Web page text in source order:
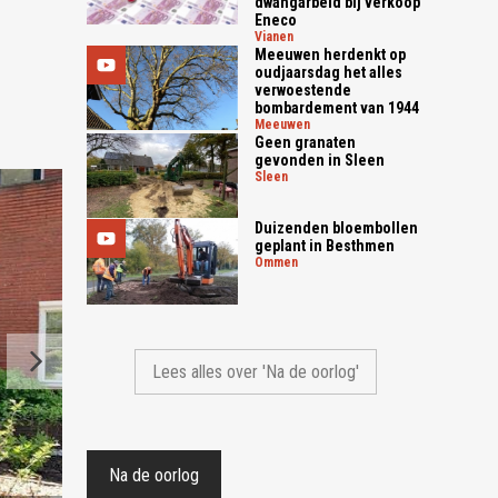
Eneco
vianen
Meeuwen herdenkt op
oudjaarsdag het alles
verwoestende
bombardement van 1944
meeuwen
Geen granaten
gevonden in Sleen
sleen
Duizenden bloembollen
geplant in Besthmen
ommen
Lees alles over 'Na de oorlog'
Na de oorlog